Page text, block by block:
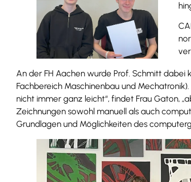
An der FH Aachen wurde Prof. Schmitt
Fachbereich Maschinenbau und
nicht immer ganz leicht“, findet Frau Gaton,
Zeichnungen sowohl manuell als auch
Grundlagen und Möglichkeiten des